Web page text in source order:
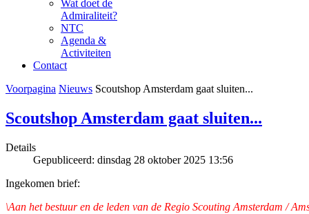
Wat doet de
Admiraliteit?
NTC
Agenda &
Activiteiten
Contact
Voorpagina Nieuws Scoutshop Amsterdam gaat sluiten...
Scoutshop Amsterdam gaat sluiten...
Details
Gepubliceerd: dinsdag 28 oktober 2025 13:56
Ingekomen brief:
\Aan het bestuur en de leden van de Regio Scouting Amsterdam /